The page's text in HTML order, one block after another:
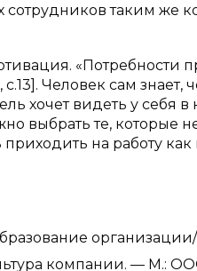
сотрудников таким же
«Потребности
Человек сам знает,
хочет видеть у
выбрать те, которые
приходить на работу
организации/
компании. — М.: